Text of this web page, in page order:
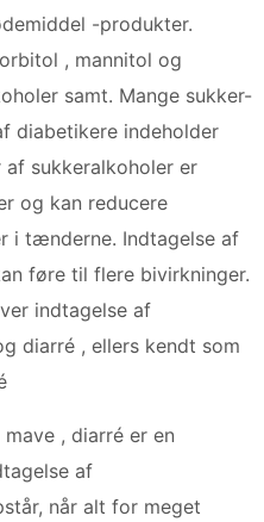
-produkter.
, mannitol og
samt. Mange sukker-
diabetikere indeholder
sukkeralkoholer er
og kan reducere
i tænderne. Indtagelse af
føre til flere bivirkninger.
indtagelse af
diarré , ellers kendt som
, diarré er en
af
når alt for meget